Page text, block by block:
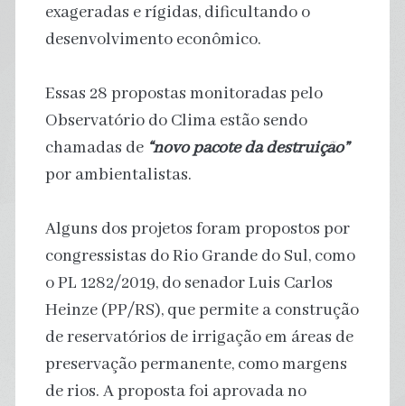
exageradas e rígidas, dificultando o
desenvolvimento econômico.
Essas 28 propostas monitoradas pelo
Observatório do Clima estão sendo
chamadas de “novo pacote da destruição”
por ambientalistas.
Alguns dos projetos foram propostos por
congressistas do Rio Grande do Sul, como
o PL 1282/2019, do senador Luis Carlos
Heinze (PP/RS), que permite a construção
de reservatórios de irrigação em áreas de
preservação permanente, como margens
de rios. A proposta foi aprovada no